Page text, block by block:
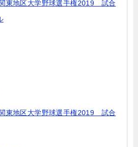
東地区大学野球選手権2019 試合
東地区大学野球選手権2019 試合